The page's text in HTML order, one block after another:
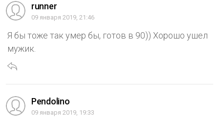
runner
09 января 2019, 21:46
Я бы тоже так умер бы, готов в 90)) Хорошо ушел
мужик.
Pendolino
09 января 2019, 19:33